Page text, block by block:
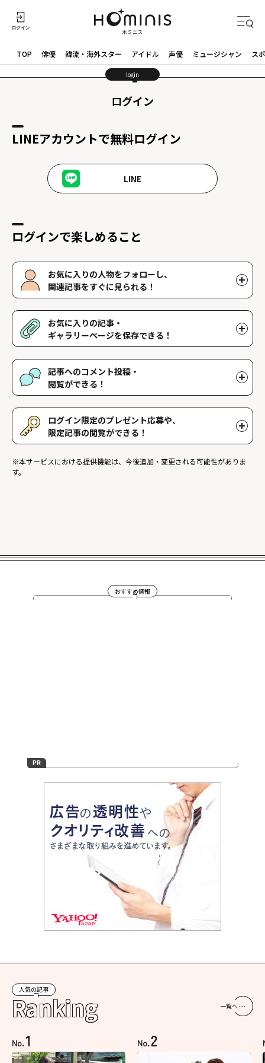
TOP 俳優 韓流・海外スター アイドル 声優 ミュージシャン ス
login
ログイン
LINEアカウントで無料ログイン
LINE
ログインで楽しめること
お気に入りの人物をフォローし、
関連記事をすぐに見られる！
好きな人物をフォローすることで、マイページで好きな人物の関連
記事を閲覧することができます。好きな人物一覧はマイページで確
認できます。
お気に入りの記事・
ギャラリーページを保存できる！
好きな記事やギャラリーページを保存し、マイページでいつでも閲
覧することができます。
記事へのコメント投稿・
閲覧ができる！
記事に対して応援や感想などのコメントができ、他のファンが投稿
したコメントを読むことができます。
ログイン限定のプレゼント応募や、
限定記事の閲覧ができる！
た、ログイン限定記事を閲覧することができます。
※本サービスにおける提供機能は、今後追加・変更される可能性がありま
す。
おすすめ情報
人気の記事
Ranking 一覧へ
No.1 No.2